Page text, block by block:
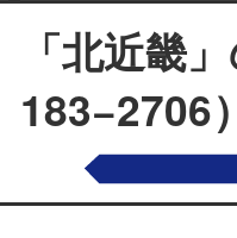
「北近畿
183−2706）